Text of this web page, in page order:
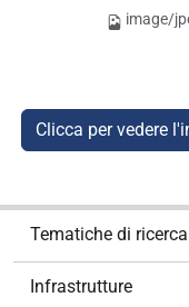
image/
Clicca per vedere
Tematiche di ricerca
Infrastrutture